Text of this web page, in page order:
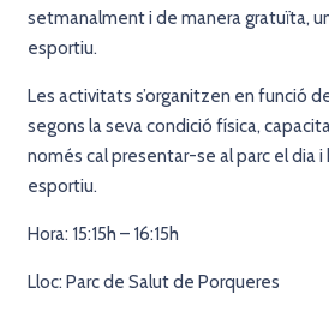
setmanalment i de manera gratuïta,
esportiu.
Les activitats s’organitzen en funció
segons la seva condició física,
només cal presentar-se al parc el dia
esportiu.
Hora: 15:15h – 16:15h
Lloc: Parc de Salut de Porqueres